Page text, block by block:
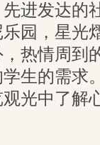
进发达的
园，星光
热情周到
生的需求
光中了解